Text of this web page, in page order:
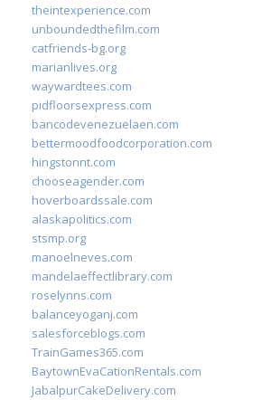
theintexperience.com
unboundedthefilm.com
catfriends-bg.org
marianlives.org
waywardtees.com
pidfloorsexpress.com
bancodevenezuelaen.com
bettermoodfoodcorporation.com
hingstonnt.com
chooseagender.com
hoverboardssale.com
alaskapolitics.com
stsmp.org
manoelneves.com
mandelaeffectlibrary.com
roselynns.com
balanceyoganj.com
salesforceblogs.com
TrainGames365.com
BaytownEvaCationRentals.com
JabalpurCakeDelivery.com